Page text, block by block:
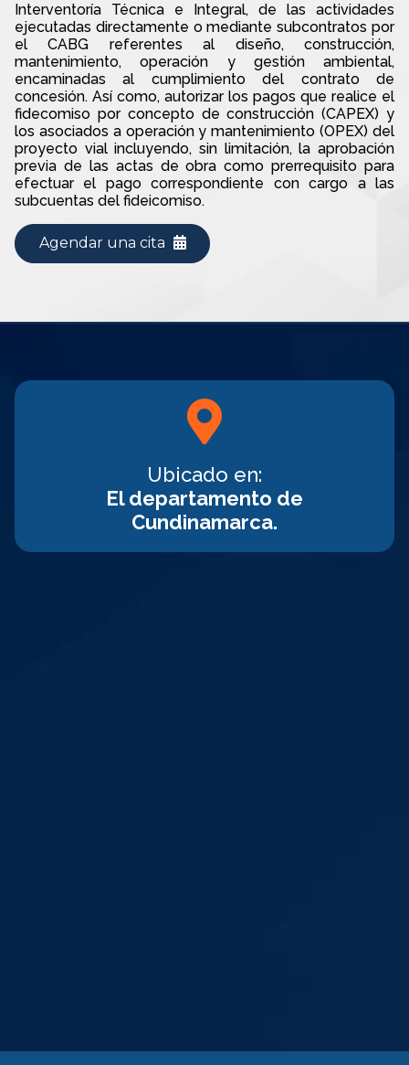
Interventoría Técnica e Integral, de las actividades
ejecutadas directamente o mediante subcontratos por
el CABG referentes al diseño, construcción,
mantenimiento, operación y gestión ambiental,
encaminadas al cumplimiento del contrato de
concesión. Así como, autorizar los pagos que realice el
fidecomiso por concepto de construcción (CAPEX) y
los asociados a operación y mantenimiento (OPEX) del
proyecto vial incluyendo, sin limitación, la aprobación
previa de las actas de obra como prerrequisito para
efectuar el pago correspondiente con cargo a las
subcuentas del fideicomiso.
Agendar una cita
Ubicado en:
El departamento de
Cundinamarca.